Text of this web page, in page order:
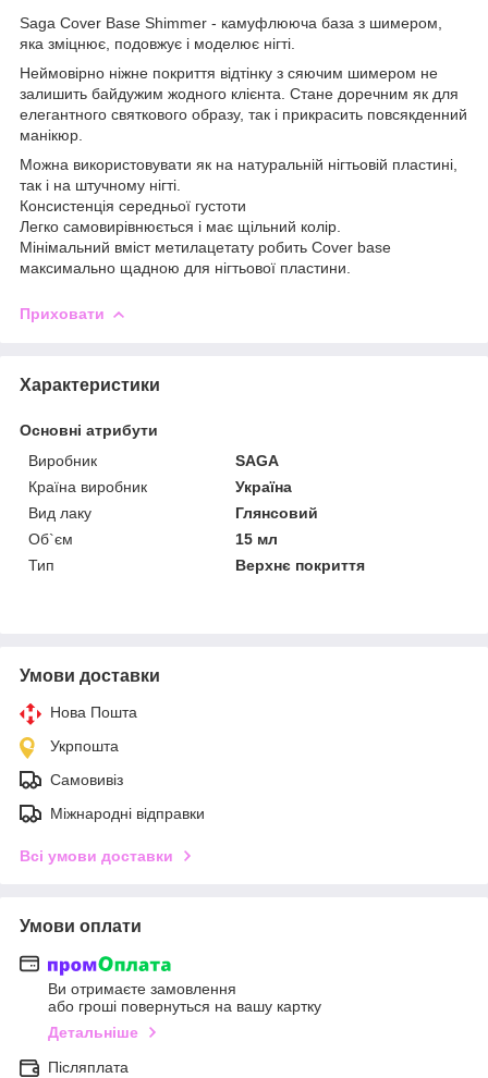
Saga Cover Base Shimmer - камуфлююча база з шимером,
яка зміцнює, подовжує і моделює нігті.
Неймовірно ніжне покриття відтінку з сяючим шимером не
залишить байдужим жодного клієнта. Стане доречним як для
елегантного святкового образу, так і прикрасить повсякденний
манікюр.
Можна використовувати як на натуральній нігтьовій пластині,
так і на штучному нігті.
Консистенція середньої густоти
Легко самовирівнюється і має щільний колір.
Мінімальний вміст метилацетату робить Cover base
максимально щадною для нігтьової пластини.
Приховати
Характеристики
Основні атрибути
Виробник
SAGA
Країна виробник
Україна
Вид лаку
Глянсовий
Об`єм
15 мл
Тип
Верхнє покриття
Умови доставки
Нова Пошта
Укрпошта
Самовивіз
Міжнародні відправки
Всі умови доставки
Умови оплати
Ви отримаєте замовлення
або гроші повернуться на вашу картку
Детальніше
Післяплата